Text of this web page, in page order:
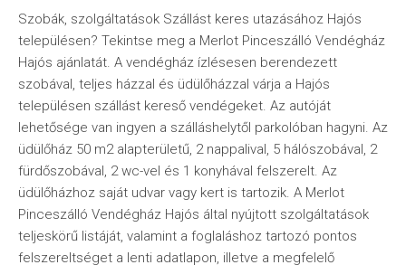
Szobák, szolgáltatások Szállást keres utazásához Hajós
településen? Tekintse meg a Merlot Pinceszálló Vendégház
Hajós ajánlatát. A vendégház ízlésesen berendezett
szobával, teljes házzal és üdülőházzal várja a Hajós
településen szállást kereső vendégeket. Az autóját
lehetősége van ingyen a szálláshelytől parkolóban hagyni. Az
üdülőház 50 m2 alapterületű, 2 nappalival, 5 hálószobával, 2
fürdőszobával, 2 wc-vel és 1 konyhával felszerelt. Az
üdülőházhoz saját udvar vagy kert is tartozik. A Merlot
Pinceszálló Vendégház Hajós által nyújtott szolgáltatások
teljeskörű listáját, valamint a foglaláshoz tartozó pontos
felszereltséget a lenti adatlapon, illetve a megfelelő